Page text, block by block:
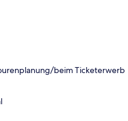
beim Ticketerwerb